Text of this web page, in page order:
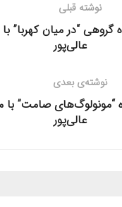
نوشته قبلی
گروهی “در میان کهربا”
عالی‌پور
نوشته‌ی بعدی
“مونولوگ‌های صامت” با
عالی‌پور